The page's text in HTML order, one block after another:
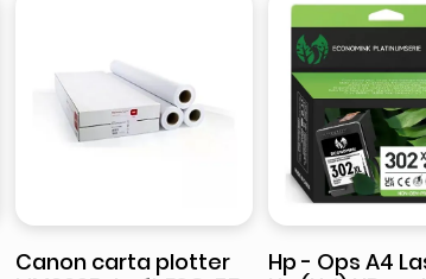
Canon carta plotter
Hp - Ops A4